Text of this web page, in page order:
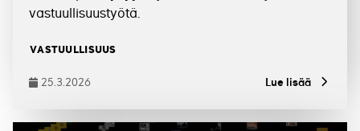
vastuullisuustyötä.
Tagit
VASTUULLISUUS
Julkaistu
25.3.2026 Lue lisää